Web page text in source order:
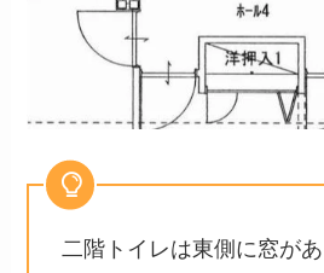
二階トイレは東側に窓が